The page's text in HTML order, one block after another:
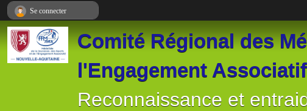
Comité Régional des
l'Engagement
Reconnaissance et
Se connecter
Panneau de gestion des cookies